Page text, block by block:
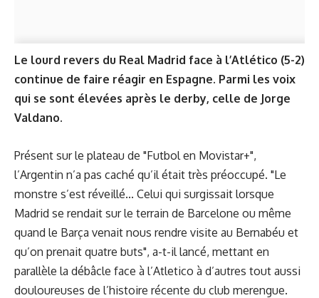
Le lourd revers du Real Madrid face à l’Atlético (5-2)
continue de faire réagir en Espagne. Parmi les voix
qui se sont élevées après le derby, celle de Jorge
Valdano.
Présent sur le plateau de "Futbol en Movistar+",
l’Argentin n’a pas caché qu’il était très préoccupé. "Le
monstre s’est réveillé... Celui qui surgissait lorsque
Madrid se rendait sur le terrain de Barcelone ou même
quand le Barça venait nous rendre visite au Bernabéu et
qu’on prenait quatre buts", a-t-il lancé, mettant en
parallèle la débâcle face à l’Atletico à d’autres tout aussi
douloureuses de l’histoire récente du club merengue.